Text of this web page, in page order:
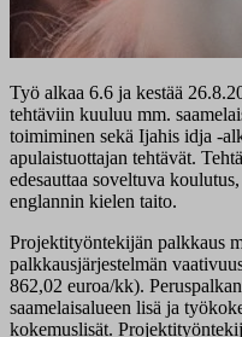
Työ alkaa 6.6 ja kestää
tehtäviin kuuluu mm.
toimiminen sekä Ijahis idja -
apulaistuottajan tehtävät.
edesauttaa soveltuva
englannin kielen taito.
Projektityöntekijän palkkaus
palkkausjärjestelmän
862,02 euroa/kk).
saamelaisalueen lisä ja
kokemuslisät.